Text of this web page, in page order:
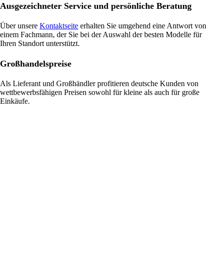
Ausgezeichneter Service und persönliche Beratung
Über unsere Kontaktseite erhalten Sie umgehend eine Antwort von
einem Fachmann, der Sie bei der Auswahl der besten Modelle für
Ihren Standort unterstützt.
Großhandelspreise
Als Lieferant und Großhändler profitieren deutsche Kunden von
wettbewerbsfähigen Preisen sowohl für kleine als auch für große
Einkäufe.